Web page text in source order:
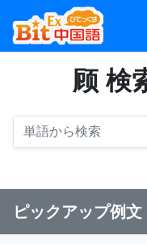
顾 検
ピックアップ例文